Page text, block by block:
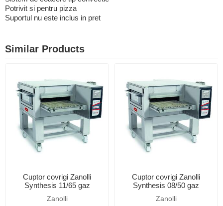
Potrivit si pentru pizza
Suportul nu este inclus in pret
Similar Products
Cuptor covrigi Zanolli
Synthesis 11/65 gaz
Zanolli
Cuptor covrigi Zanolli
Synthesis 08/50 gaz
Zanolli